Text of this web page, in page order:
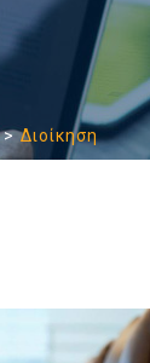
Διοίκηση